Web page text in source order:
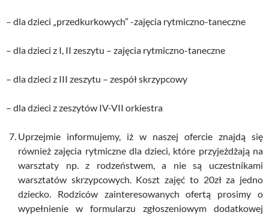
– dla dzieci „przedkurkowych” -zajęcia rytmiczno-taneczne
– dla dzieci z I, II zeszytu – zajęcia rytmiczno-taneczne
– dla dzieci z III zeszytu – zespół skrzypcowy
– dla dzieci z zeszytów IV-VII orkiestra
Uprzejmie informujemy, iż w naszej ofercie znajdą się
również zajęcia rytmiczne dla dzieci, które przyjeżdżają na
warsztaty np. z rodzeństwem, a nie są uczestnikami
warsztatów skrzypcowych. Koszt zajęć to 20zł za jedno
dziecko. Rodziców zainteresowanych ofertą prosimy o
wypełnienie w formularzu zgłoszeniowym dodatkowej